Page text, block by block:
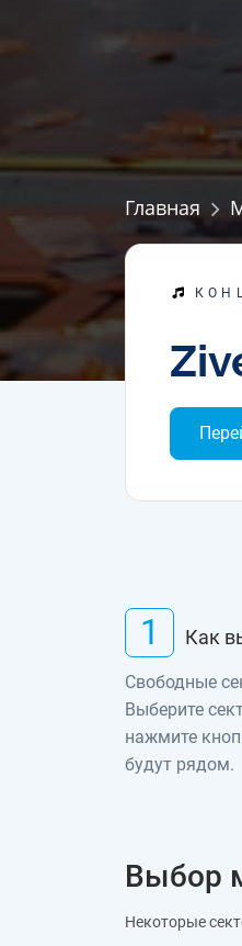
Главная
1 Как
Свободные
Выберите
нажмите
будут рядом.
Выбор
Некоторые